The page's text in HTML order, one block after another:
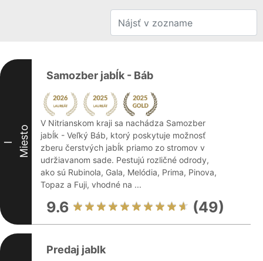
I Miesto
Samozber jabĺk - Báb
V Nitrianskom kraji sa nachádza Samozber
jabĺk - Veľký Báb, ktorý poskytuje možnosť
zberu čerstvých jabĺk priamo zo stromov v
udržiavanom sade. Pestujú rozličné odrody,
ako sú Rubinola, Gala, Melódia, Prima, Pinova,
Topaz a Fuji, vhodné na ...
9.6 (49)
Predaj jablk